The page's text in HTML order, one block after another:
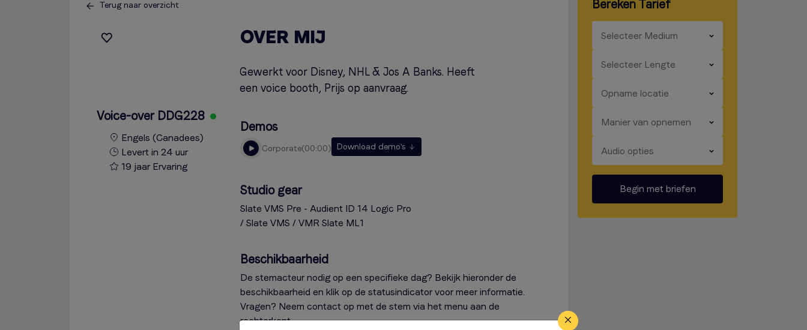
Terug naar overzicht
Voice-over DDG228
Engels (Canadees)
Levert in 24 uur
19 jaar Ervaring
OVER MIJ
Gewerkt voor Disney, NHL & Jos A Banks. Heeft
een voice booth, Prijs op aanvraag.
Demos
corporate 00:00 Download demo's
Studio gear
Slate VMS Pre - Audient ID 14 Logic Pro
/ Slate VMS / VMR Slate ML1
Beschikbaarheid
De stemacteur nodig op een specifieke dag? Bekijk hieronder de
beschikbaarheid en klik op de statusindicator voor meer informatie.
Vragen? Neem contact op met de stem via het menu aan de
rechterkant.
Bereken Tarief
Selecteer Medium
​​​
Selecteer Lengte
​​​
Opname locatie
​​​
Manier van opnemen
​​​
Audio opties
​​​
Begin met briefen